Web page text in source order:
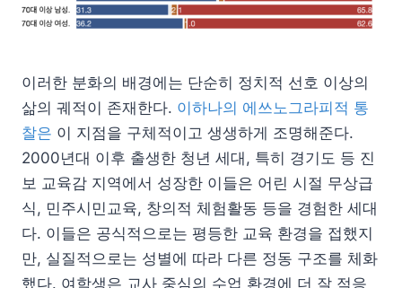
이러한 분화의 배경에는 단순히 정치적 선호 이상의
삶의 궤적이 존재한다. 이하나의 에쓰노그라피적 통
찰은 이 지점을 구체적이고 생생하게 조명해준다.
2000년대 이후 출생한 청년 세대, 특히 경기도 등 진
보 교육감 지역에서 성장한 이들은 어린 시절 무상급
식, 민주시민교육, 창의적 체험활동 등을 경험한 세대
다. 이들은 공식적으로는 평등한 교육 환경을 접했지
만, 실질적으로는 성별에 따라 다른 정동 구조를 체화
했다. 여학생은 교사 중심의 수업 환경에 더 잘 적응